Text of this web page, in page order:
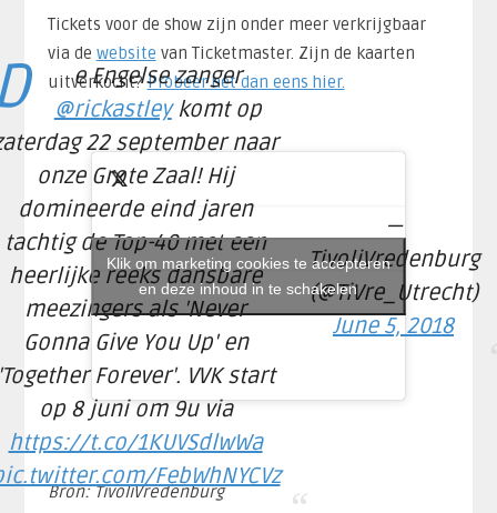
Tickets voor de show zijn onder meer verkrijgbaar
via de website van Ticketmaster. Zijn de kaarten
uitverkocht?Probeer het dan eens hier.
e Engelse zanger
@rickastleykomt op
22 september naar
onze Grote Zaal! Hij
domineerde eind jaren
tachtig de Top-40 met een
heerlijke reeks dansbare
meezingers als 'Never
Gonna Give You Up' en
Forever'. VVK start
op 8 juni om 9u via
https://t.co/1KUVSdlwWa
FebWhNYCVz
—
TivoliVredenburg
(@TiVre_Utrecht)
June 5, 2018
Klik om marketing cookies te accepteren
en deze inhoud in te schakelen
Bron: TivoliVredenburg